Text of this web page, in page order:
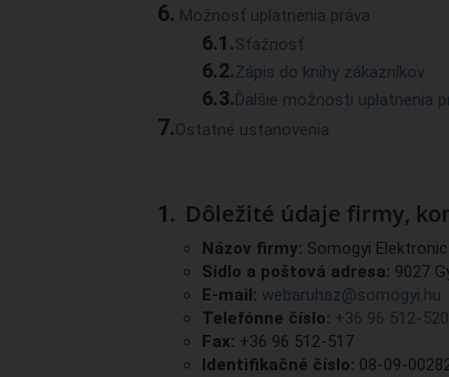
Možnosť uplatnenia práva
Sťažnosť
Zápis do knihy zákazníkov
Ďalšie možnosti uplatnenia
Ostatné ustanovenia
Dôležité údaje firmy,
Názov firmy: Somogyi
Sídlo a poštová adresa: 9027
E-mail: webaruhaz@somogyi.hu
Telefónne číslo: +36 96 512-520
Fax: +36 96 512-517
Identifikačné číslo: 08-09-